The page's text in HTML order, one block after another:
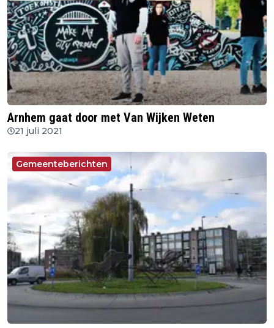
Arnhem gaat door met Van Wijken Weten
21 juli 2021
Gemeenteberichten